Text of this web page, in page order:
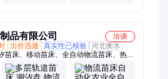
品有限公司
洽谈
出价迅速 真实性已核验 河北衡水
苗床、移动苗床、全自动物流苗床、热镀
床、温室苗床、温室喷灌机